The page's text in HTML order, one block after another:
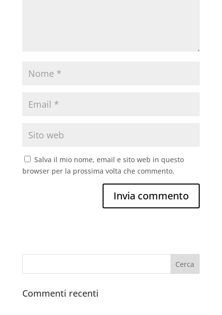
Salva il mio nome, email e sito web in questo
browser per la prossima volta che commento.
Commenti recenti